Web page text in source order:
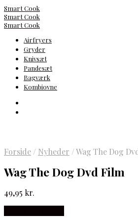
Smart Cook
Smart Cook
Smart Cook
Airfryers
Gryder
Knivsæt
Pandesæt
Bagværk
Kombiovne
Forside / Nyheder /Wag The Dog
Wag The Dog Dvd Film
49,95 kr.